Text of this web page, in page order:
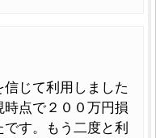
じて利用しました
点で２００万円損
す。もう二度と利